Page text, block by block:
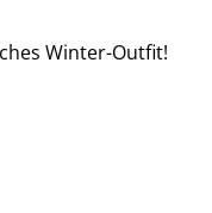
Winter-Outfit!